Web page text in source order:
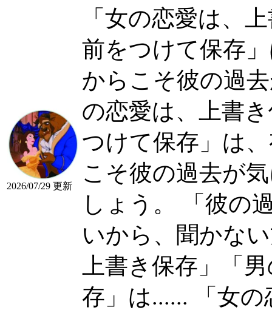
2026/07/29 更新
「女の恋愛は、
前をつけて保存
からこそ彼の過
の恋愛は、上書
つけて保存」は
こそ彼の過去が
しょう。 「彼の
いから、聞かな
上書き保存」「
存」は......
「女